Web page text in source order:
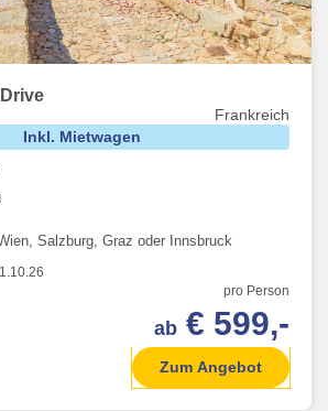
Frankreich
Inkl. Mietwagen
Salzburg, Graz oder Innsbruck
pro Person
ab € 599,-
Zum Angebot